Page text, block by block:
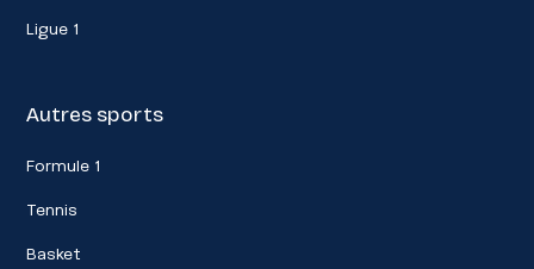
Ligue 1
Autres sports
Formule 1
Tennis
Basket